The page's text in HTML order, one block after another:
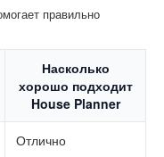
правильно
Насколько
хорошо подходит
House Planner
Отлично